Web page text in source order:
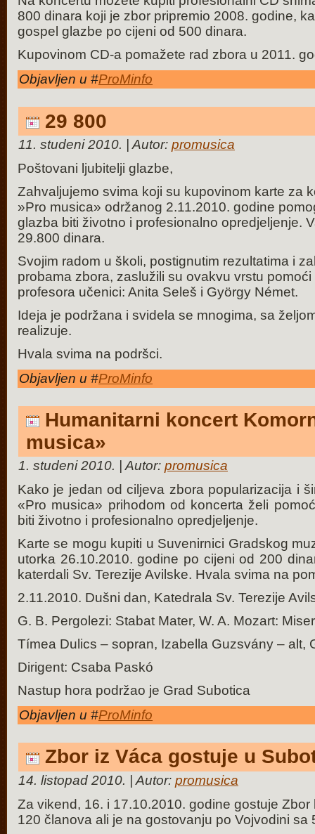
800 dinara koji je zbor pripremio 2008. godine,
gospel glazbe po cijeni od 500 dinara.
Kupovinom CD-a pomažete rad zbora u 2011.
Objavljen u #ProMinfo
29 800
11. studeni 2010. | Autor: promusica
Poštovani ljubitelji glazbe,
Zahvaljujemo svima koji su kupovinom karte za
»Pro musica» održanog 2.11.2010. godine
glazba biti životno i profesionalno opredjeljenje.
29.800 dinara.
Svojim radom u školi, postignutim rezultatima i
probama zbora, zaslužili su ovakvu vrstu
profesora učenici: Anita Seleš i György Német.
Ideja je podržana i svidela se mnogima, sa
realizuje.
Hvala svima na podršci.
Objavljen u #ProMinfo
Humanitarni koncert
musica»
1. studeni 2010. | Autor: promusica
Kako je jedan od ciljeva zbora popularizacija i
«Pro musica» prihodom od koncerta želi
biti životno i profesionalno opredjeljenje.
Karte se mogu kupiti u Suvenirnici Gradskog
utorka 26.10.2010. godine po cijeni od 200
katerdali Sv. Terezije Avilske. Hvala svima na
2.11.2010. Dušni dan, Katedrala Sv. Terezije
G. B. Pergolezi: Stabat Mater, W. A. Mozart:
Tímea Dulics – sopran, Izabella Guzsvány – alt,
Dirigent: Csaba Paskó
Nastup hora podržao je Grad Subotica
Objavljen u #ProMinfo
Zbor iz Váca gostuje u
14. listopad 2010. | Autor: promusica
Za vikend, 16. i 17.10.2010. godine gostuje
120 članova ali je na gostovanju po Vojvodini sa